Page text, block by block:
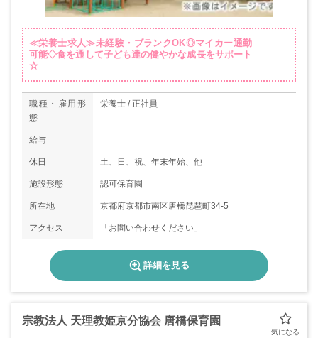
≪栄養士求人≫未経験・ブランクOK◎マイカー通勤
可能◇食を通して子ども達の健やかな成長をサポート
☆
職種・雇用形
態
栄養士 / 正社員
給与
休日 土、日、祝、年末年始、他
施設形態 認可保育園
所在地 京都府京都市南区唐橋琵琶町34-5
アクセス 「お問い合わせください」
詳細を見る
宗教法人 天理教姫京分協会 唐橋保育園